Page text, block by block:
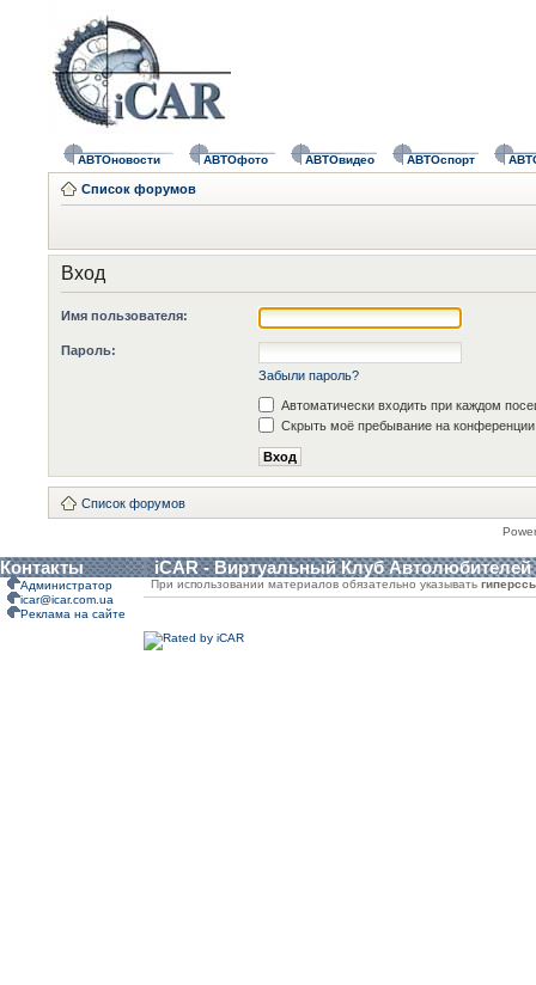
АВТОновости АВТОфото АВТОвидео АВТОспорт
Список форумов
Вход
Имя пользователя:
Пароль:
Забыли пароль?
Автоматически входить при каждом
Скрыть моё пребывание на конференции
Список форумов
Контакты iCAR - Виртуальный Клуб Автолюбителей
Администратор
icar@icar.com.ua
Реклама на сайте
При использовании материалов обязательно указывать